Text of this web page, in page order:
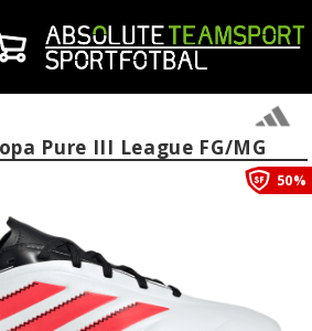
účet
Košík
Pure III League FG/MG
50%